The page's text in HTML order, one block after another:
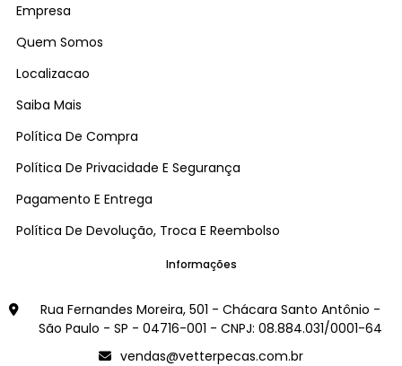
Empresa
Quem Somos
Localizacao
Saiba Mais
Política De Compra
Política De Privacidade E Segurança
Pagamento E Entrega
Política De Devolução, Troca E Reembolso
Informações
Rua Fernandes Moreira, 501 - Chácara Santo Antônio -
São Paulo - SP - 04716-001 - CNPJ: 08.884.031/0001-64
vendas@vetterpecas.com.br